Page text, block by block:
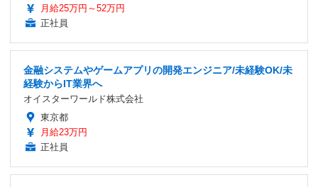
月給25万円～52万円
正社員
金融システムやゲームアプリの開発エンジニア/未経験OK/未
経験からIT業界へ
オイスターワールド株式会社
東京都
月給23万円
正社員